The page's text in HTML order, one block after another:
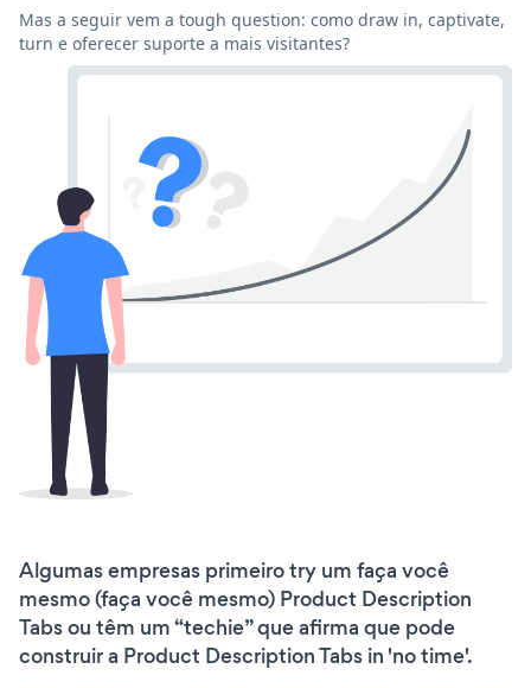
Mas a seguir vem a tough question: como draw in, captivate,
turn e oferecer suporte a mais visitantes?
Algumas empresas primeiro try um faça você
mesmo (faça você mesmo) Product Description
Tabs ou têm um “techie” que afirma que pode
construir a Product Description Tabs in 'no time'.